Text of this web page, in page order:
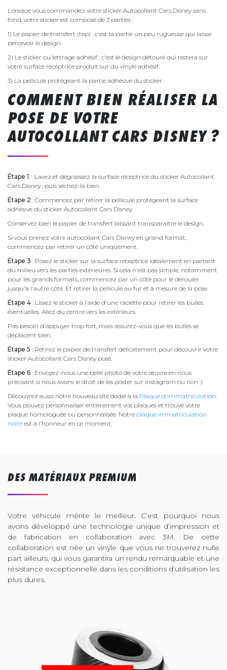
Lorsque vous commandez votre sticker Autocollant Cars Disney sans
fond, votre sticker est composé de 3 parties :
1) Le papier de transfert (tep) : c'est la partie un peu rugueuse qui laisse
percevoir le design
2) Le sticker ou lettrage adhésif : c'est le design détouré qui restera sur
votre surface réceptrice produit sur du vinyle adhésif.
3) La pellicule protégeant la partie adhésive du sticker
COMMENT BIEN RÉALISER LA
POSE DE VOTRE
AUTOCOLLANT CARS DISNEY ?
Étape 1 : Lavez et dégraissez la surface réceptrice du sticker Autocollant
Cars Disney , puis séchez-la bien.
Étape 2 : Commencez par retirer la pellicule protégeant la surface
adhésive du sticker Autocollant Cars Disney
Conservez bien le papier de transfert laissant transparaître le design.
Si vous prenez votre autocollant Cars Disney en grand format,
commencez par retirer un côté uniquement.
Étape 3 : Posez le sticker sur la surface réceptrice idéalement en partant
du milieu vers les parties extérieures. Si cela n'est pas simple, notamment
pour les grands formats, commencez par un côté pour le dérouler
jusqu'à l'autre côté. Et retirer la pellicule au fur et à mesure de la pose.
Étape 4 : Lissez le sticker à l'aide d'une raclette pour retirer les bulles
éventuelles. Allez du centre vers les extérieurs.
Pas besoin d'appuyer trop fort, mais assurez-vous que les bulles se
déplacent bien.
Étape 5 : Retirez le papier de transfert délicatement pour découvrir votre
sticker Autocollant Cars Disney posé.
Étape 6 : Envoyez-nous une belle photo de votre œuvre en nous
précisant si nous avons le droit de les poster sur instagram ou non :)
Découvrez aussi notre nouveau site dédié à la Plaque d'immatriculation
Vous pouvez personnaliser entièrement vos plaques et trouvé votre
plaque homologuée ou personnalisée. Notre plaque immatriculation
noire est à l'honneur en ce moment.
DES MATÉRIAUX PREMIUM
Votre véhicule mérite le meilleur. C’est pourquoi nous
avons développé une technologie unique d’impression et
de fabrication en collaboration avec 3M. De cette
collaboration est née un vinyle que vous ne trouverez nulle
part ailleurs, qui vous garantira un rendu remarquable et une
résistance exceptionnelle dans les conditions d’utilisation les
plus dures.